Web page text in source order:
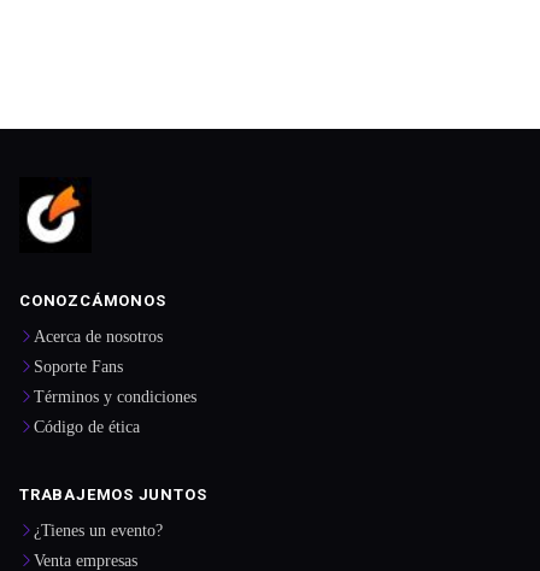
CONOZCÁMONOS
Acerca de nosotros
Soporte Fans
Términos y condiciones
Código de ética
TRABAJEMOS JUNTOS
¿Tienes un evento?
Venta empresas